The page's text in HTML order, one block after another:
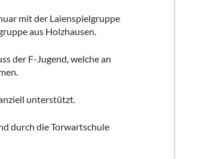
mit der Laienspielgruppe
aus Holzhausen.
der F-Jugend, welche an
unterstützt.
durch die Torwartschule